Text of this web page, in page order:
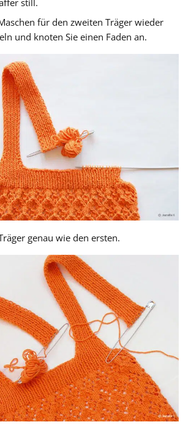
für den zweiten Träger wieder
und knoten Sie einen Faden an.
genau wie den ersten.